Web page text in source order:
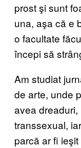
prost şi sunt
una, aşa că e
o facultate
începi să
Am studiat
de arte, unde
avea
transsexual,
parcă ar fi